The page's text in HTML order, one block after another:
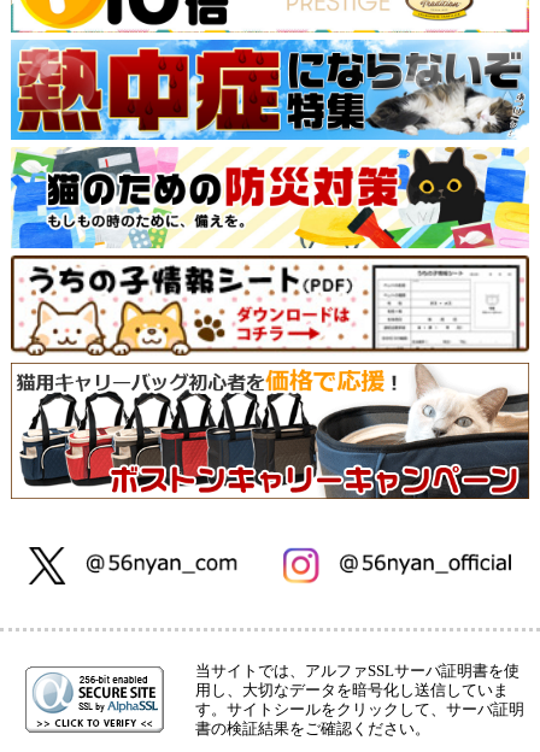
当サイトでは、アルファSSLサーバ証明書を使
用し、大切なデータを暗号化し送信していま
す。サイトシールをクリックして、サーバ証明
書の検証結果をご確認ください。